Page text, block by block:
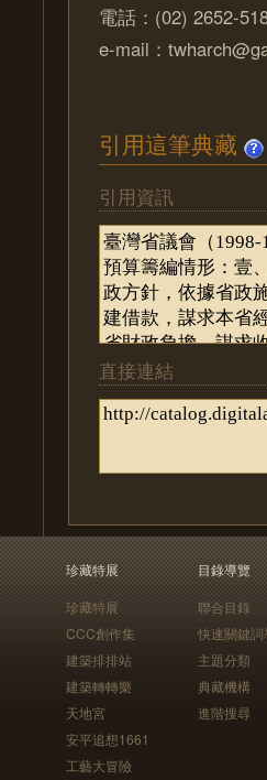
電話：(02) 2652-
e-mail：
引用這筆典藏
引用資訊
直接連結
珍藏特展
珍藏特展
CCC創作集
建築排排站
建築轉轉樂
天地宮
安平追想1661
工藝大冒險
目錄導覽
聯合目錄
快速關鍵詞
主題分類
典藏機構
進階搜尋